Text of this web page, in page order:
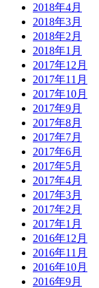
2018年4月
2018年3月
2018年2月
2018年1月
2017年12月
2017年11月
2017年10月
2017年9月
2017年8月
2017年7月
2017年6月
2017年5月
2017年4月
2017年3月
2017年2月
2017年1月
2016年12月
2016年11月
2016年10月
2016年9月